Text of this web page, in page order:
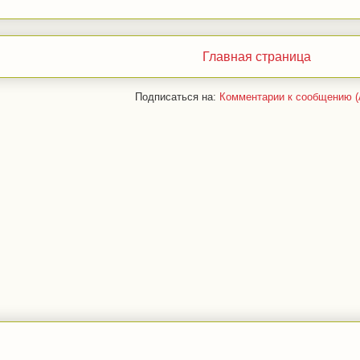
Главная страница
Подписаться на: Комментарии к сообщению